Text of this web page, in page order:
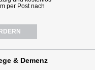
per Post nach
& Demenz